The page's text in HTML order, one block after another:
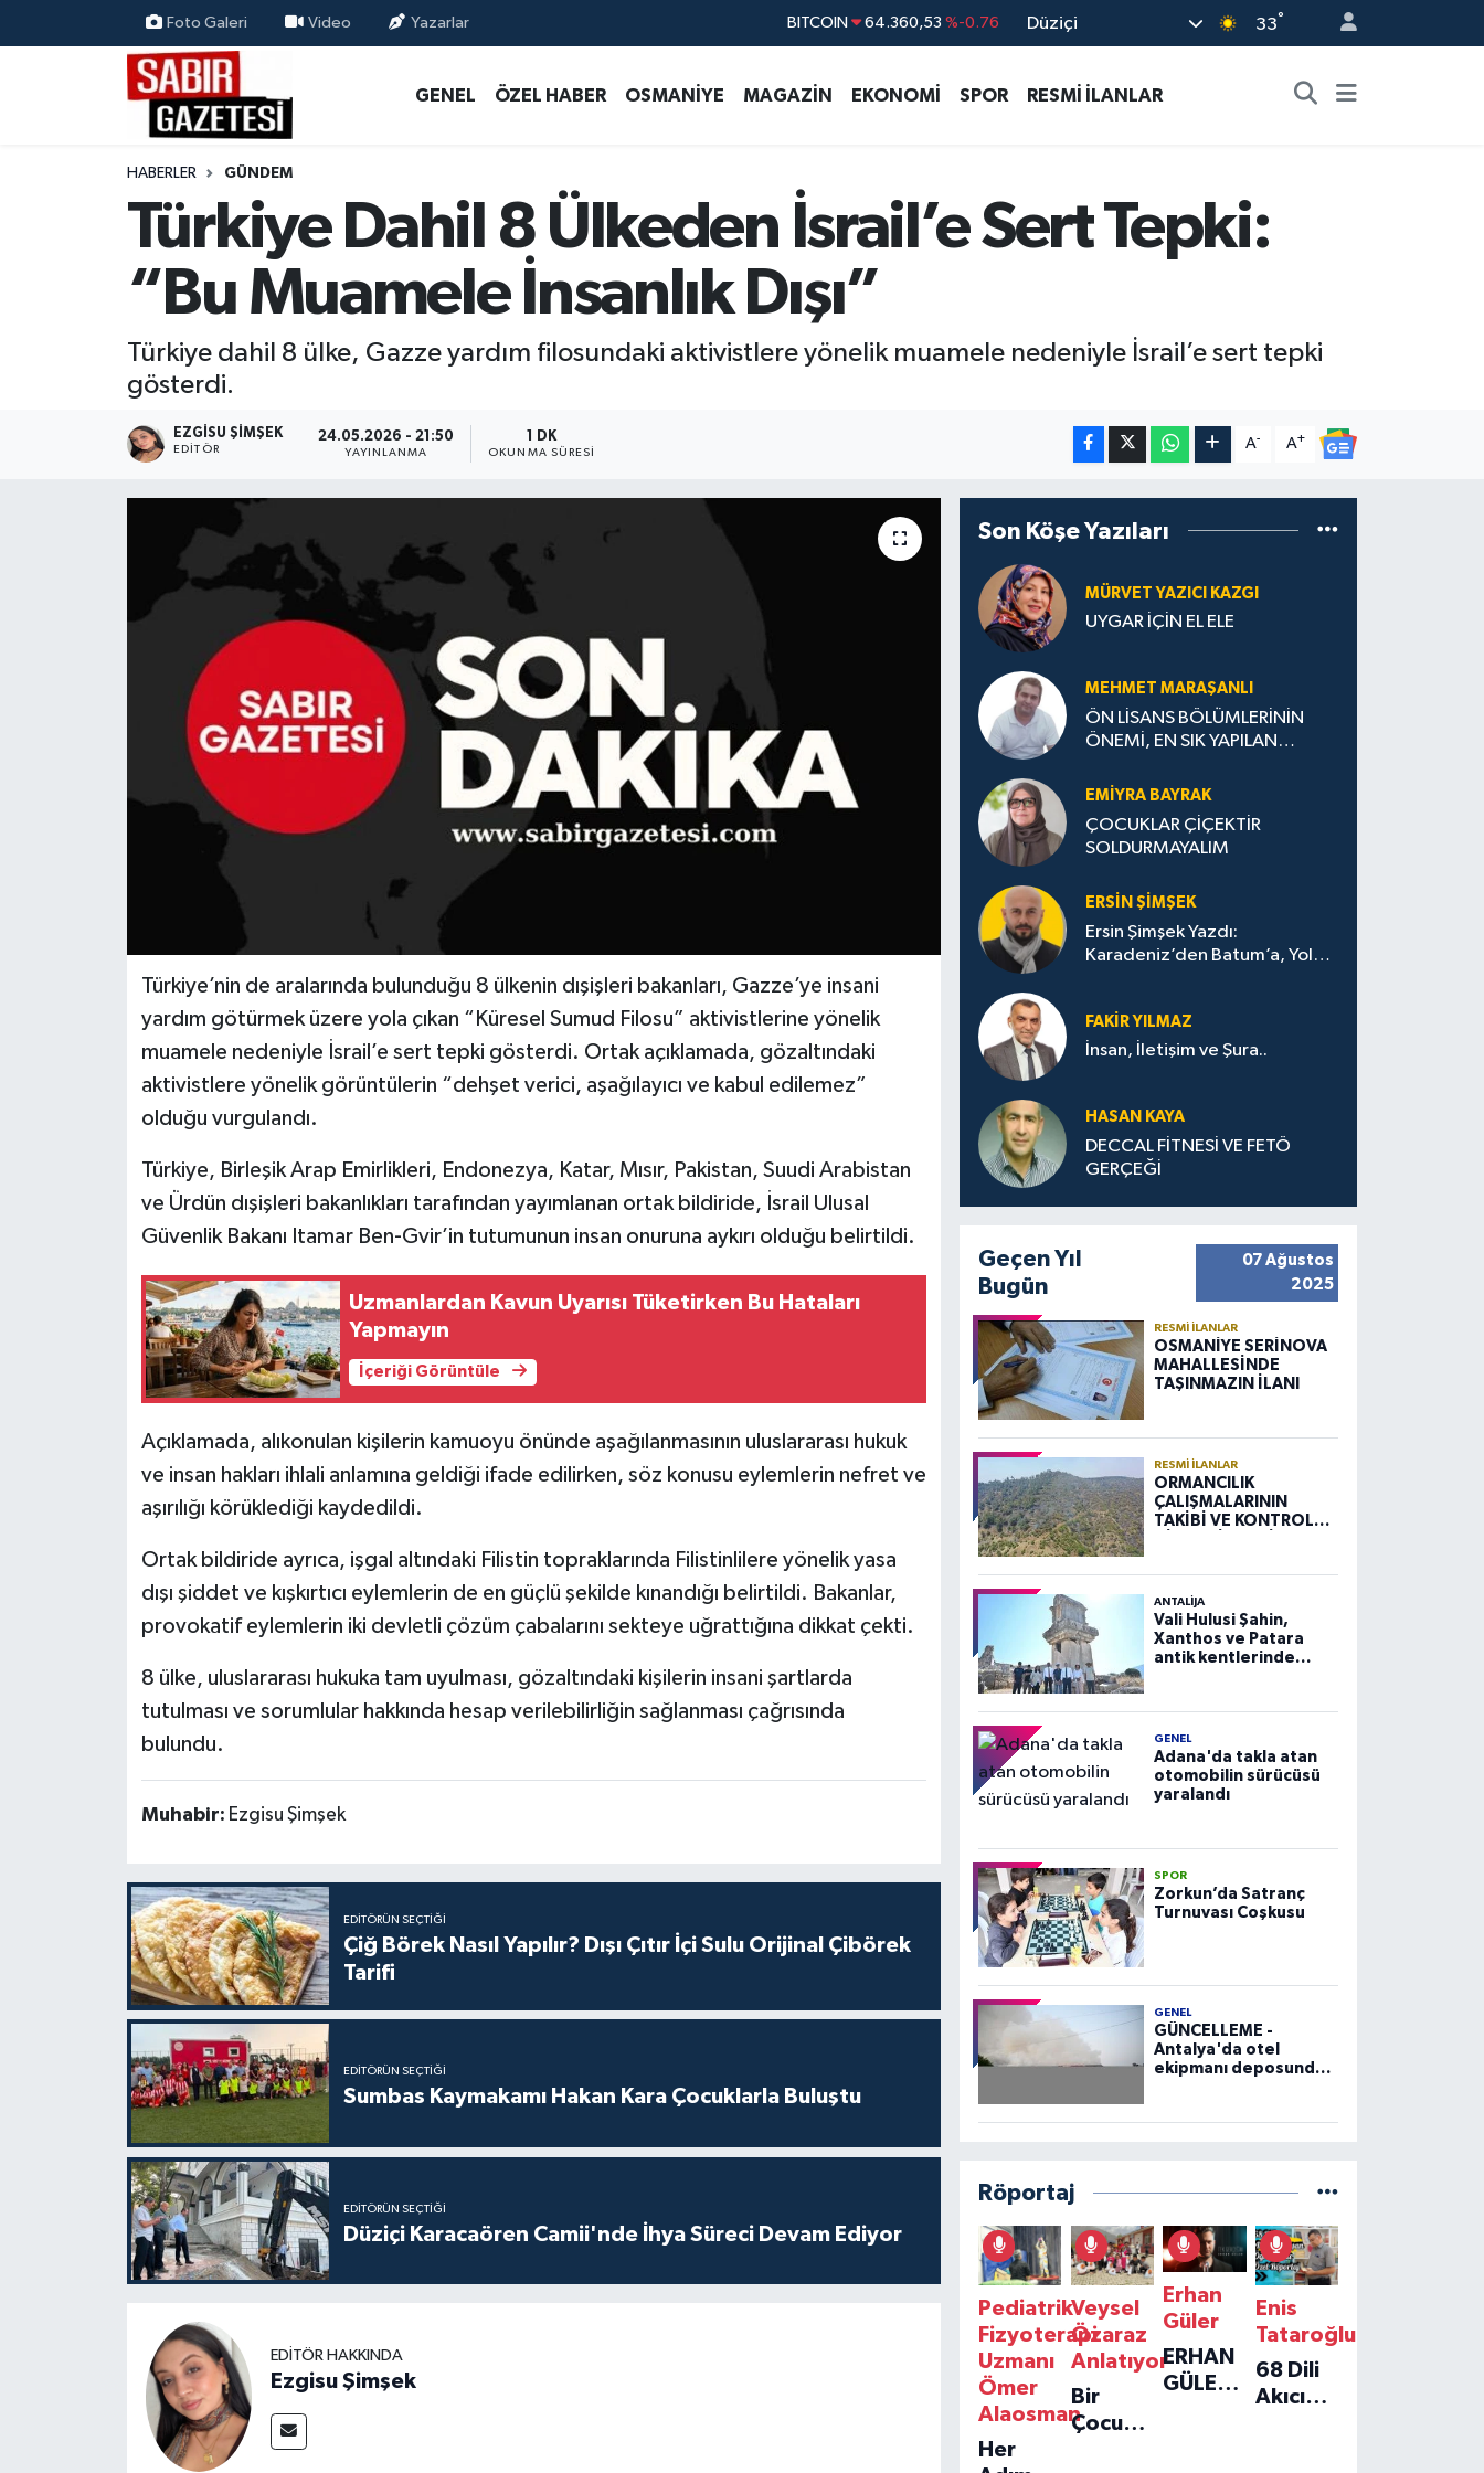
Foto Galeri Video Yazarlar BITCOIN 64.360,53 %-0.76
EURO 55,0265 %0.01
BİST100 13.887 %64
Düziçi 33°
GENEL ÖZEL HABER OSMANİYE MAGAZİN EKONOMİ SPOR RESMİ İLANLAR
HABERLER GÜNDEM
Türkiye Dahil 8 Ülkeden İsrail’e Sert Tepki:
“Bu Muamele İnsanlık Dışı”
Türkiye dahil 8 ülke, Gazze yardım filosundaki aktivistlere yönelik muamele nedeniyle İsrail’e sert tepki
gösterdi.
EZGISU ŞIMŞEK
EDITÖR
24.05.2026 - 21:50
YAYINLANMA
1 DK
OKUNMA SÜRESI
A- A+
Türkiye’nin de aralarında bulunduğu 8 ülkenin dışişleri bakanları, Gazze’ye insani
yardım götürmek üzere yola çıkan “Küresel Sumud Filosu” aktivistlerine yönelik
muamele nedeniyle İsrail’e sert tepki gösterdi. Ortak açıklamada, gözaltındaki
aktivistlere yönelik görüntülerin “dehşet verici, aşağılayıcı ve kabul edilemez”
olduğu vurgulandı.
Türkiye, Birleşik Arap Emirlikleri, Endonezya, Katar, Mısır, Pakistan, Suudi Arabistan
ve Ürdün dışişleri bakanlıkları tarafından yayımlanan ortak bildiride, İsrail Ulusal
Güvenlik Bakanı Itamar Ben-Gvir’in tutumunun insan onuruna aykırı olduğu belirtildi.
Uzmanlardan Kavun Uyarısı Tüketirken Bu Hataları
Yapmayın
İçeriği Görüntüle
Açıklamada, alıkonulan kişilerin kamuoyu önünde aşağılanmasının uluslararası hukuk
ve insan hakları ihlali anlamına geldiği ifade edilirken, söz konusu eylemlerin nefret ve
aşırılığı körüklediği kaydedildi.
Ortak bildiride ayrıca, işgal altındaki Filistin topraklarında Filistinlilere yönelik yasa
dışı şiddet ve kışkırtıcı eylemlerin de en güçlü şekilde kınandığı belirtildi. Bakanlar,
provokatif eylemlerin iki devletli çözüm çabalarını sekteye uğrattığına dikkat çekti.
8 ülke, uluslararası hukuka tam uyulması, gözaltındaki kişilerin insani şartlarda
tutulması ve sorumlular hakkında hesap verilebilirliğin sağlanması çağrısında
bulundu.
Muhabir: Ezgisu Şimşek
EDITÖRÜN SEÇTIĞI
Çiğ Börek Nasıl Yapılır? Dışı Çıtır İçi Sulu Orijinal Çibörek
Tarifi
EDITÖRÜN SEÇTIĞI
Sumbas Kaymakamı Hakan Kara Çocuklarla Buluştu
EDITÖRÜN SEÇTIĞI
Düziçi Karacaören Camii'nde İhya Süreci Devam Ediyor
EDITÖR HAKKINDA
Ezgisu Şimşek
Son Köşe Yazıları
MÜRVET YAZICI KAZGI
UYGAR İÇİN EL ELE
MEHMET MARAŞANLI
ÖN LİSANS BÖLÜMLERİNİN
ÖNEMİ, EN SIK YAPILAN
STRATEJİLERİ
EMIYRA BAYRAK
ÇOCUKLAR ÇİÇEKTİR
SOLDURMAYALIM
ERSIN ŞIMŞEK
Ersin Şimşek Yazdı:
Karadeniz’den Batum’a, Yolun
FAKIR YILMAZ
İnsan, İletişim ve Şura..
HASAN KAYA
DECCAL FİTNESİ VE FETÖ
GERÇEĞİ
Geçen Yıl
Bugün
07 Ağustos
2025
RESMI İLANLAR
OSMANİYE SERİNOVA
MAHALLESİNDE
TAŞINMAZIN İLANI
RESMI İLANLAR
ORMANCILIK
ÇALIŞMALARININ
TAKİBİ VE KONTROLÜ
ANTALIJA
Vali Hulusi Şahin,
Xanthos ve Patara
antik kentlerinde
GENEL
Adana'da takla atan
otomobilin sürücüsü
yaralandı
SPOR
Zorkun’da Satranç
Turnuvası Coşkusu
GENEL
GÜNCELLEME -
Antalya'da otel
ekipmanı deposunda
Röportaj
Pediatrik
Fizyoterapi
Uzmanı
Ömer
Alaosman
Her
Veysel
Özaraz
Anlatıyor
Bir
Çocuğun
Erhan
Güler
ERHAN
GÜLER'IN
Enis
Tataroğlu
68 Dili
Akıcı
ÖZEL HABER
MAGAZİN
RESMİ İLANLAR
Osmaniye Nöbetçi Eczaneler
Osmaniye Hava Durumu
Osmaniye Trafik Yoğunluk Haritası
Süper Lig Puan Durumu ve Fikstür
Tüm Manşetler
Son Dakika Haberleri
Haber Arşivi